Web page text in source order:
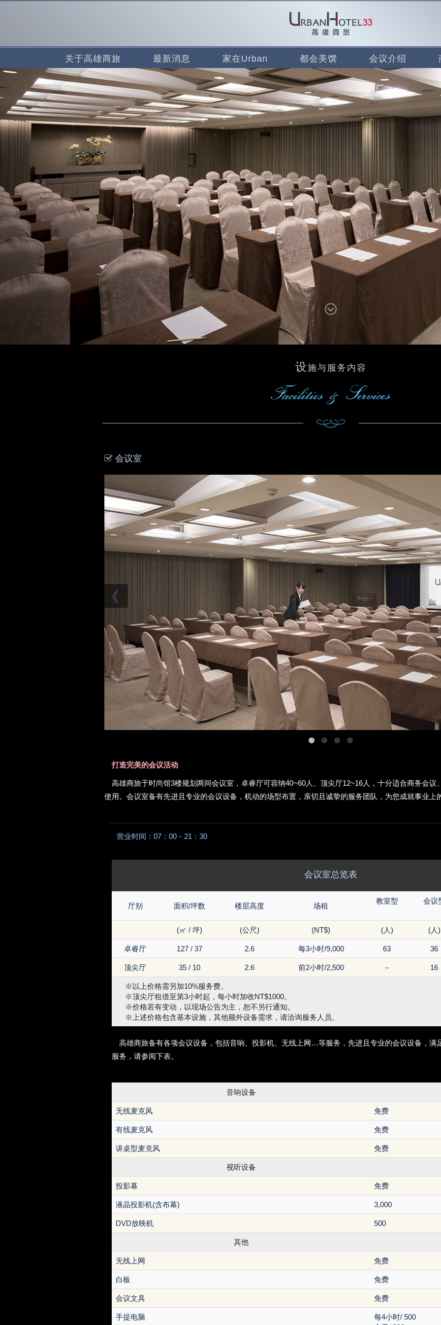
关于高雄商旅 最新消息 家在Urban 都会美馔 会议介绍
设施与服务内容
Facilities & Services
会议室
《
打造完美的会议活动
高雄商旅于时尚馆3楼规划两间会议室，卓睿厅可容纳40~60人、顶尖厅12~16人，十分适合商务会
使用。会议室备有先进且专业的会议设备，机动的场型布置，亲切且诚挚的服务团队，为您成就事业上
营业时间： 07：00－21：30
会议室总览表
厅别 面积/坪数 楼层高度 场租
教室型 会议
(㎡ / 坪) (公尺) (NT$) (人) (人)
卓睿厅 127 / 37 2.6 每3小时/9,000 63 36
顶尖厅 35 / 10 2.6 前2小时/2,500 － 16
※以上价格需另加10%服务费。
※顶尖厅租借至第3小时起，每小时加收NT$1000。
※价格若有变动，以现场公告为主，恕不另行通知。
※上述价格包含基本设施，其他额外设备需求，请洽询服务人员。
高雄商旅备有各项会议设备，包括音响、投影机、无线上网…等服务，先进且专业的会议设备，满
服务，请参阅下表。
音响设备
无线麦克风 免费
有线麦克风 免费
讲桌型麦克风 免费
视听设备
投影幕 免费
液晶投影机(含布幕) 3,000
DVD放映机 500
其他
无线上网 免费
白板 免费
会议文具 免费
手提电脑
每4小时/ 500